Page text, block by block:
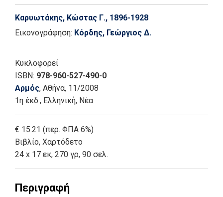
Καρυωτάκης, Κώστας Γ., 1896-1928
Εικονογράφηση: Κόρδης, Γεώργιος Δ.
Κυκλοφορεί
ISBN: 978-960-527-490-0
Αρμός, Αθήνα, 11/2008
1η έκδ., Ελληνική, Νέα
€ 15.21 (περ. ΦΠΑ 6%)
Βιβλίο, Χαρτόδετο
24 x 17 εκ, 270 γρ, 90 σελ.
Περιγραφή